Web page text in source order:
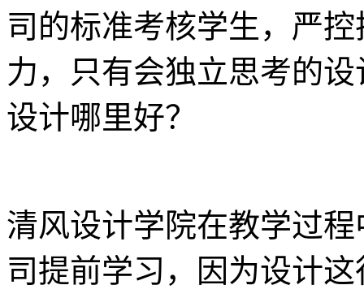
司的标准考核学生，严
力，只有会独立思考的
设计哪里好？
清风设计学院在教学过
司提前学习，因为设计